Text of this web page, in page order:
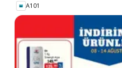
A101